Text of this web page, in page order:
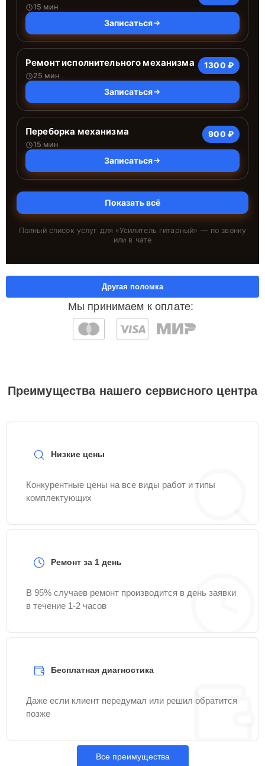
15 мин
Записаться
Ремонт исполнительного механизма
25 мин
1300 ₽
Записаться
Переборка механизма
15 мин
900 ₽
Записаться
Показать всё
Полный список услуг для «Усилитель гитарный» — по звонку
или в чате
Мы принимаем к оплате:
Другая поломка
Преимущества нашего сервисного центра
Низкие цены
Конкурентные цены на все виды работ и типы
комплектующих
Ремонт за 1 день
В 95% случаев ремонт производится в день заявки
в течение 1-2 часов
Бесплатная диагностика
Даже если клиент передумал или решил обратится
позже
Все преимущества